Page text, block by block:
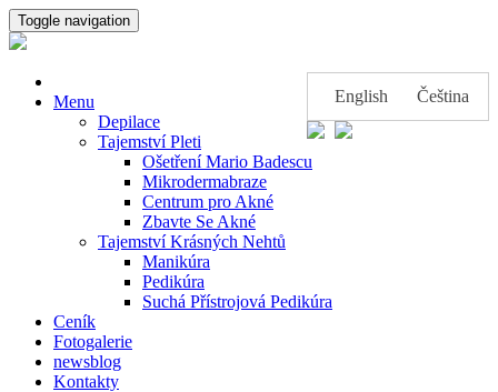
Toggle navigation
English Čeština
Menu
Depilace
Tajemství Pleti
Ošetření Mario Badescu
Mikrodermabraze
Centrum pro Akné
Zbavte Se Akné
Tajemství Krásných Nehtů
Manikúra
Pedikúra
Suchá Přístrojová Pedikúra
Ceník
Fotogalerie
newsblog
Kontakty